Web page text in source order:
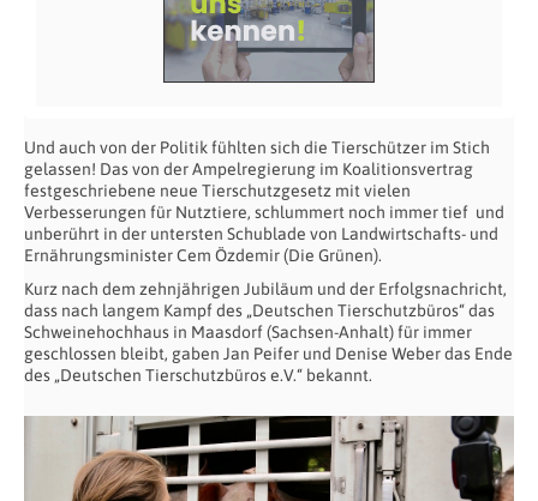
Und auch von der Politik fühlten sich die Tierschützer im Stich
gelassen! Das von der Ampelregierung im Koalitionsvertrag
festgeschriebene neue Tierschutzgesetz mit vielen
Verbesserungen für Nutztiere, schlummert noch immer tief und
unberührt in der untersten Schublade von Landwirtschafts- und
Ernährungsminister Cem Özdemir (Die Grünen).
Kurz nach dem zehnjährigen Jubiläum und der Erfolgsnachricht,
dass nach langem Kampf des „Deutschen Tierschutzbüros“ das
Schweinehochhaus in Maasdorf (Sachsen-Anhalt) für immer
geschlossen bleibt, gaben Jan Peifer und Denise Weber das Ende
des „Deutschen Tierschutzbüros e.V.“ bekannt.